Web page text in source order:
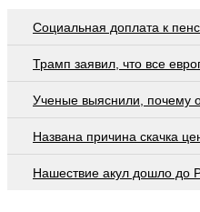
Социальная доплата к
Трамп заявил, что все
Ученые выяснили, почему
Названа причина скачка
Нашествие акул дошло до